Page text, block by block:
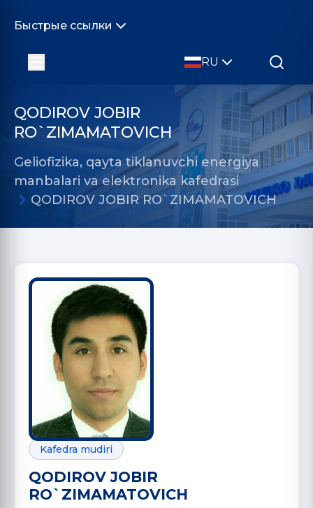
Быстрые ссылки
RU
QODIROV JOBIR
RO`ZIMAMATOVICH
Geliofizika, qayta tiklanuvchi energiya
manbalari va elektronika kafedrasi
QODIROV JOBIR RO`ZIMAMATOVICH
Kafedra mudiri
QODIROV JOBIR
RO`ZIMAMATOVICH